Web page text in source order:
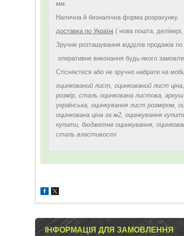
мм.
Налична й безналічна форма розрахунку.
доставка по Україні ( нова пошта, делівері,
Зручне розташування відділів продажів
оперативне виконання будь-якого
Стісняєтеся або не зручно набрати на
оцинкований лист, оцинкований лист
розмір, сталь оцинкована листова, аркуш
українська, оцинкування лист розміром,
оцинкована ціна за м2, оцинкування
купити, бюджетне оцинкування,
сталь властивості
ІНФОРМАЦІЯ ДЛЯ ЗАМОВЛЕННЯ